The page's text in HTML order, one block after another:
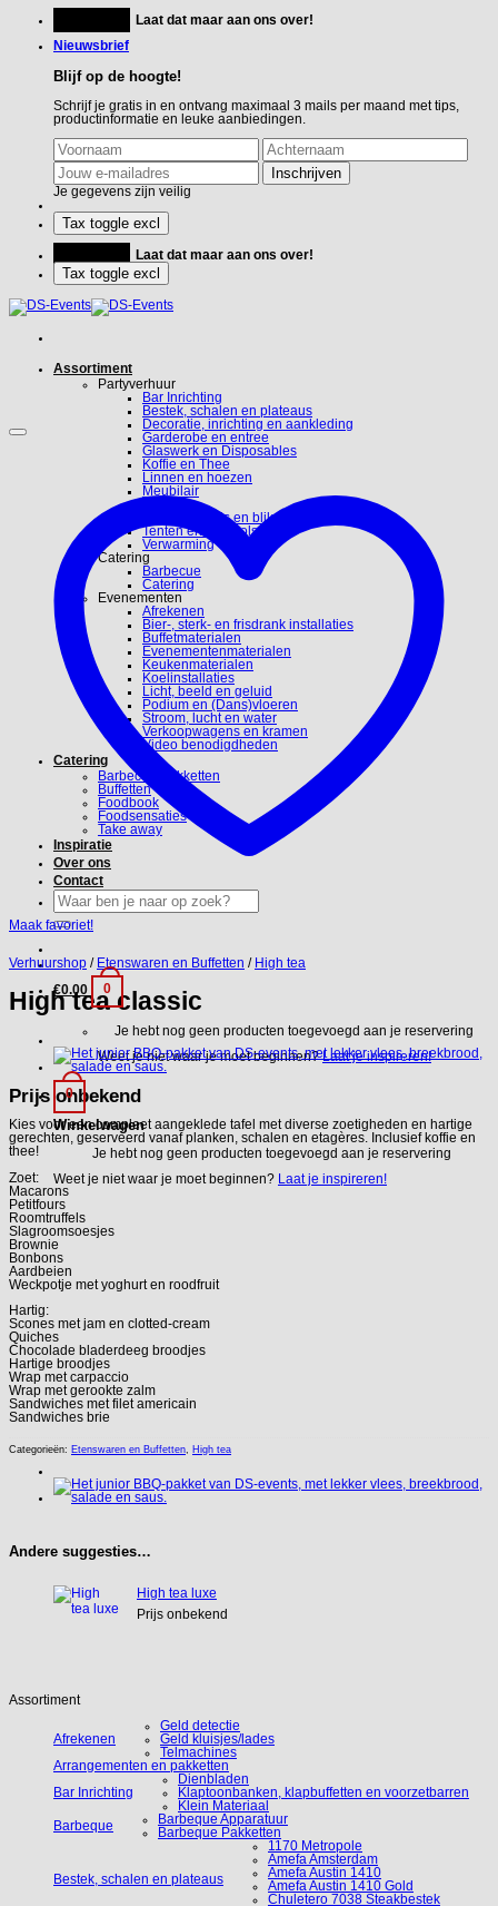
inhoud
Laat dat maar aan ons over!
Nieuwsbrief
Blijf op de hoogte!
Schrijf je gratis in en ontvang maximaal 3 mails per maand met tips,
productinformatie en leuke aanbiedingen.
Je gegevens zijn veilig
Laat dat maar aan ons over!
Assortiment
Partyverhuur
Bar Inrichting
Bestek, schalen en plateaus
Decoratie, inrichting en aankleding
Garderobe en entree
Glaswerk en Disposables
Koffie en Thee
Linnen en hoezen
Meubilair
Special effects en blikvangers
Tenten en parasols
Verwarming
Catering
Barbecue
Catering
Evenementen
Afrekenen
Bier-, sterk- en frisdrank installaties
Buffetmaterialen
Evenementenmaterialen
Keukenmaterialen
Koelinstallaties
Licht, beeld en geluid
Podium en (Dans)vloeren
Stroom, lucht en water
Verkoopwagens en kramen
Video benodigdheden
Catering
Barbecue Pakketten
Buffetten
Foodbook
Foodsensaties
Take away
Inspiratie
Over ons
Contact
Zoeken
naar:
€0.00 0
Je hebt nog geen producten toegevoegd aan je reservering
Weet je niet waar je moet beginnen?Laat je inspireren!
0
Winkelwagen
Je hebt nog geen producten toegevoegd aan je reservering
Weet je niet waar je moet beginnen?
Laat je inspireren!
Maak favoriet!
Verhuurshop / Etenswaren en Buffetten / High tea
High tea classic
Prijs onbekend
Kies voor een compleet aangeklede tafel met diverse zoetigheden en hartige
gerechten, geserveerd vanaf planken, schalen en etagères. Inclusief koffie en
thee!
Zoet:
Macarons
Petitfours
Roomtruffels
Slagroomsoesjes
Brownie
Bonbons
Aardbeien
Weckpotje met yoghurt en roodfruit
Hartig:
Scones met jam en clotted-cream
Quiches
Chocolade bladerdeeg broodjes
Hartige broodjes
Wrap met carpaccio
Wrap met gerookte zalm
Sandwiches met filet americain
Sandwiches brie
Categorieën: Etenswaren en Buffetten High tea
Andere suggesties…
High tea luxe
Prijs onbekend
Assortiment
Afrekenen
Geld detectie
Geld kluisjes/lades
Telmachines
Arrangementen en pakketten
Bar Inrichting
Dienbladen
Klaptoonbanken, klapbuffetten en voorzetbarren
Klein Materiaal
Barbeque
Barbeque Apparatuur
Barbeque Pakketten
Bestek, schalen en plateaus
1170 Metropole
Amefa Amsterdam
Amefa Austin 1410
Amefa Austin 1410 Gold
Chuletero 7038 Steakbestek